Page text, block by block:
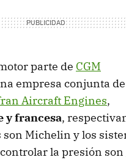
parte de CGM
empresa conjunta de
Aircraft Engines,
y francesa,
son Michelin y los
la presión son